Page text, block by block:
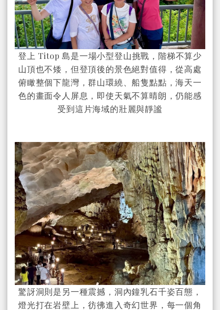
登上 Titop 島是一場小型登山挑戰，階梯不算少
山頂也不矮，但登頂後的景色絕對值得，從高處
俯瞰整個下龍灣，群山環繞、船隻點點，海天一
色的畫面令人屏息，即使天氣不算晴朗，仍能感
受到這片海域的壯麗與靜謐
驚訝洞則是另一種震撼，洞內鐘乳石千姿百態，
燈光打在岩壁上，彷彿進入奇幻世界，每一個角